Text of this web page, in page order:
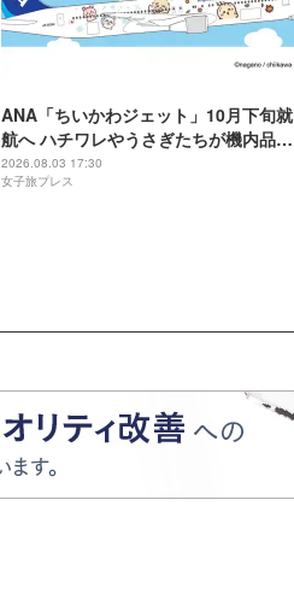
ANA「ちいかわジェット」10月下旬就
航へ ハチワレやうさぎたちが機内品に
＆制服姿の限定グッズも
2026.08.03 17:30
女子旅プレス